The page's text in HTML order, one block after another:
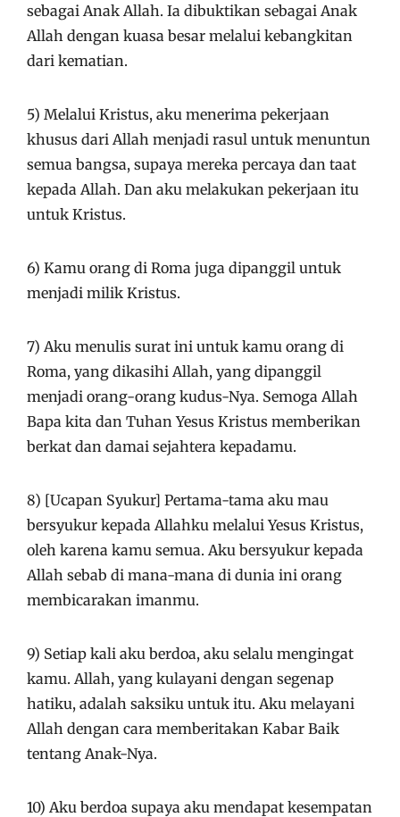
sebagai Anak Allah. Ia dibuktikan sebagai Anak
Allah dengan kuasa besar melalui kebangkitan
dari kematian.
5) Melalui Kristus, aku menerima pekerjaan
khusus dari Allah menjadi rasul untuk menuntun
semua bangsa, supaya mereka percaya dan taat
kepada Allah. Dan aku melakukan pekerjaan itu
untuk Kristus.
6) Kamu orang di Roma juga dipanggil untuk
menjadi milik Kristus.
7) Aku menulis surat ini untuk kamu orang di
Roma, yang dikasihi Allah, yang dipanggil
menjadi orang-orang kudus-Nya. Semoga Allah
Bapa kita dan Tuhan Yesus Kristus memberikan
berkat dan damai sejahtera kepadamu.
8) [Ucapan Syukur] Pertama-tama aku mau
bersyukur kepada Allahku melalui Yesus Kristus,
oleh karena kamu semua. Aku bersyukur kepada
Allah sebab di mana-mana di dunia ini orang
membicarakan imanmu.
9) Setiap kali aku berdoa, aku selalu mengingat
kamu. Allah, yang kulayani dengan segenap
hatiku, adalah saksiku untuk itu. Aku melayani
Allah dengan cara memberitakan Kabar Baik
tentang Anak-Nya.
10) Aku berdoa supaya aku mendapat kesempatan